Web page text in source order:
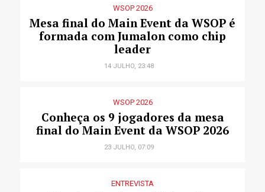
WSOP 2026
Mesa final do Main Event da WSOP é
formada com Jumalon como chip
leader
14 JULHO, 23:48
WSOP 2026
Conheça os 9 jogadores da mesa
final do Main Event da WSOP 2026
23 JULHO, 07:09
ENTREVISTA